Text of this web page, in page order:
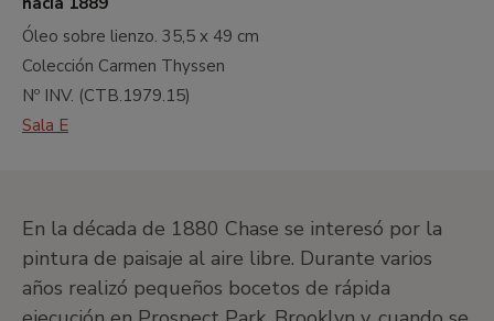
Óleo sobre lienzo. 35,5 x 49 cm
Colección Carmen Thyssen
Nº INV. (CTB.1979.15)
Sala E
En la década de 1880 Chase se interesó por la
pintura de paisaje al aire libre. Durante varios
años realizó pequeños bocetos de rápida